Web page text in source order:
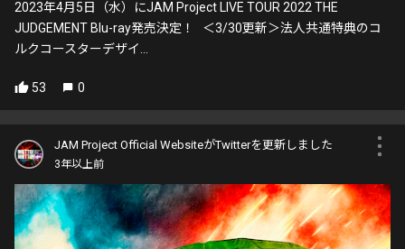
2023年4月5日（水）にJAM Project LIVE TOUR 2022 THE
JUDGEMENT Blu-ray発売決定！ ＜3/30更新＞法人共通特典のコ
ルクコースターデザイ...
53 0
JAM Project Official WebsiteがTwitterを更新しました
3年以上前